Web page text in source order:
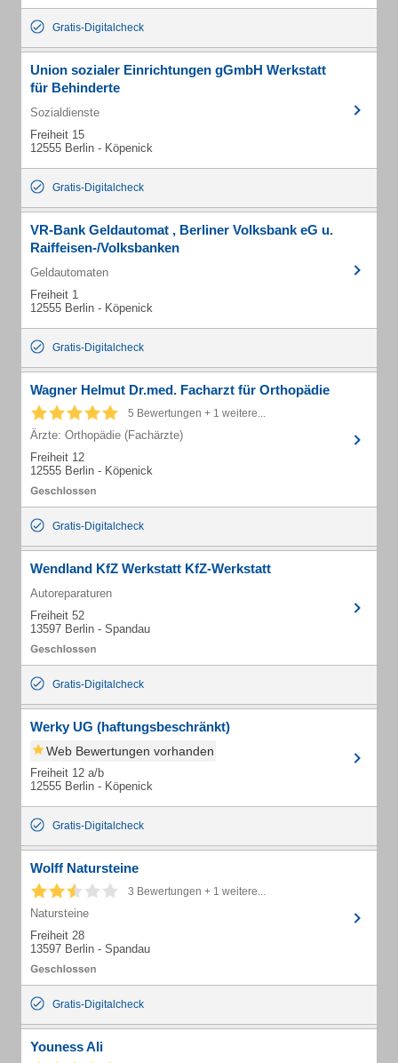
Gratis-Digitalcheck
Union sozialer Einrichtungen gGmbH Werkstatt
für Behinderte
Sozialdienste
Freiheit 15
12555 Berlin - Köpenick
Gratis-Digitalcheck
VR-Bank Geldautomat , Berliner Volksbank eG u.
Raiffeisen-/Volksbanken
Geldautomaten
Freiheit 1
12555 Berlin - Köpenick
Gratis-Digitalcheck
Wagner Helmut Dr.med. Facharzt für Orthopädie
5 Bewertungen + 1 weitere...
Ärzte: Orthopädie (Fachärzte)
Freiheit 12
12555 Berlin - Köpenick
Gratis-Digitalcheck
Wendland KfZ Werkstatt KfZ-Werkstatt
Autoreparaturen
Freiheit 52
13597 Berlin - Spandau
Gratis-Digitalcheck
Werky UG (haftungsbeschränkt)
Web Bewertungen vorhanden
Freiheit 12 a/b
12555 Berlin - Köpenick
Gratis-Digitalcheck
Wolff Natursteine
3 Bewertungen + 1 weitere...
Natursteine
Freiheit 28
13597 Berlin - Spandau
Gratis-Digitalcheck
Youness Ali